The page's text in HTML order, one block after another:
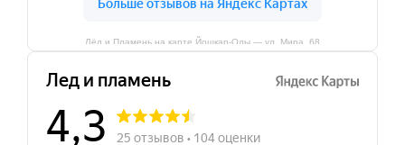
Лёд и Пламень на карте Йошкар‑Олы — ул. Мира, 68